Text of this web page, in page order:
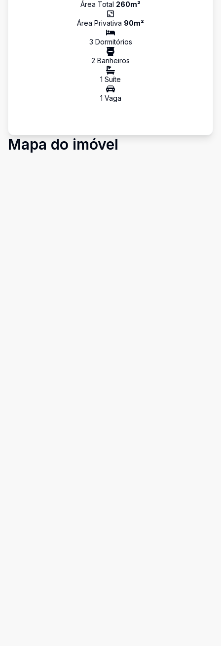
Área Total 260m²
Área Privativa 90m²
3 Dormitórios
2 Banheiros
1 Suíte
1 Vaga
Mapa do imóvel